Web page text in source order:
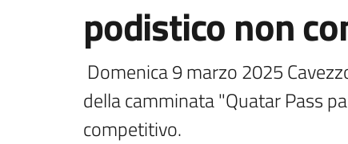
podistico non
della camminata "Quatar Pass
competitivo.